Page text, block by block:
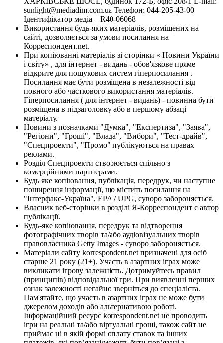
sunlight@mediadim.com.ua Телефон: 044-205-43-00
Ідентифікатор медіа – R40-06068
Використання будь-яких матеріалів, розміщених на
сайті, дозволяється за умови посилання на
Корреспондент.net.
При копіюванні матеріалів зі сторінки « Новини України
і світу» , для інтернет - видань - обов'язкове пряме
відкрите для пошукових систем гіперпосилання .
Посилання має бути розміщена в незалежності від
повного або часткового використання матеріалів.
Гіперпосилання ( для інтернет - видань) - повинна бути
розміщена в підзаголовку або в першому абзаці
матеріалу.
Новини з позначками "Думка", "Експертиза", "Заява",
"Регіони", "Гроші", "Влада", "Вибори", "Тест-драйв",
"Спецпроекти", "Промо" публікуються на правах
реклами.
Розділ Спецпроекти створюється спільно з
комерційними партнерами.
Будь яке копіювання, публікація, передрук, чи наступне
поширення інформації, що містить посилання на
"Інтерфакс-Україна", EPA / UPG, суворо забороняється.
Власник веб-сторінки в розділі Я-Корреспондент є автор
публікації.
Будь-яке копіювання, передрук та відтворення
фотографічних творів та/або аудіовізуальних творів
правовласника Getty Images - суворо забороняється.
Матеріали сайту korrespondent.net призначені для осіб
старше 21 року (21+). Участь в азартних іграх може
викликати ігрову залежність. Дотримуйтесь правил
(принципів) відповідальної гри. При виявленні перших
ознак залежності негайно зверніться до спеціаліста.
Пам'ятайте, що участь в азартних іграх не може бути
джерелом доходів або альтернативою роботі.
Інформаційний ресурс korrespondent.net не проводить
ігри на реальні та/або віртуальні гроші, також сайт не
приймає ні в якій формі оплату ставок та інших